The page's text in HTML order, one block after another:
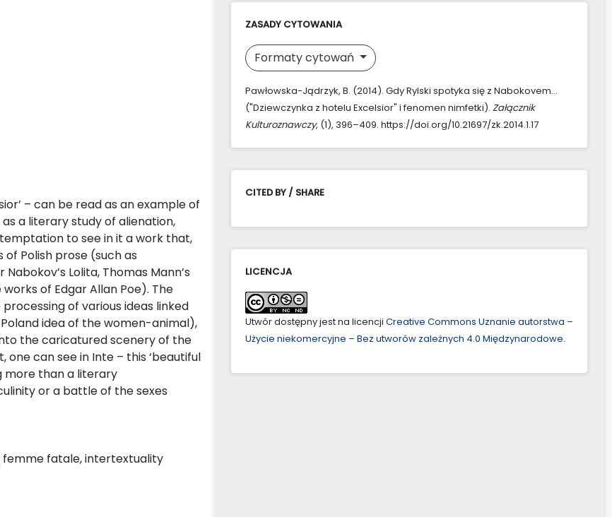
– can be read as an example of
a literary study of alienation,
to see in it a work that,
Polish prose (such as
Lolita, Thomas Mann’s
of Edgar Allan Poe). The
of various ideas linked
idea of the women-animal),
the caricatured scenery of the
one can see in Inte – this ‘beautiful
more than a literary
or a battle of the sexes
femme fatale, intertextuality
ZASADY CYTOWANIA
Formaty cytowań
Pawłowska-Jądrzyk, B. (2014). Gdy Rylski spotyka się z Nabokovem…
("Dziewczynka z hotelu Excelsior" i fenomen nimfetki). Załącznik
Kulturoznawczy, (1), 396–409. https://doi.org/10.21697/zk.2014.1.17
CITED BY / SHARE
LICENCJA
Utwór dostępny jest na licencji Creative Commons Uznanie autorstwa –
Użycie niekomercyjne – Bez utworów zależnych 4.0 Międzynarodowe.